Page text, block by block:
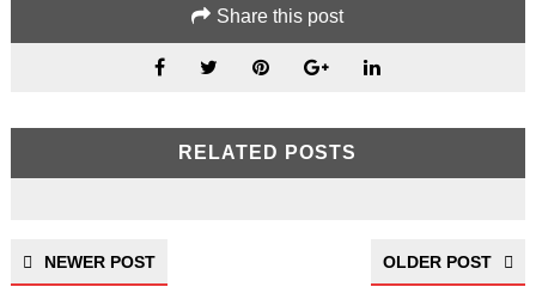
Share this post
RELATED POSTS
NEWER POST OLDER POST